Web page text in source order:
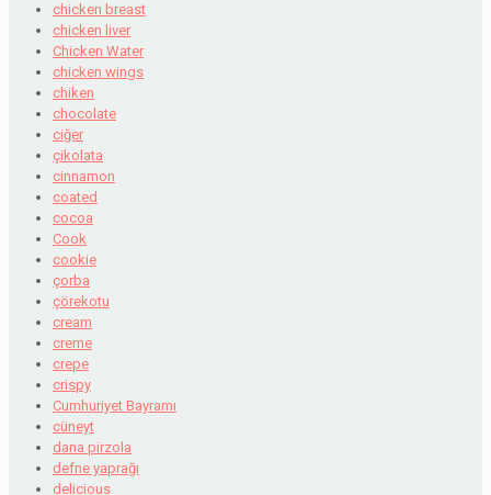
chicken breast
chicken liver
Chicken Water
chicken wings
chiken
chocolate
ciğer
çikolata
cinnamon
coated
cocoa
Cook
cookie
çorba
çörekotu
cream
creme
crepe
crispy
Cumhuriyet Bayramı
cüneyt
dana pirzola
defne yaprağı
delicious